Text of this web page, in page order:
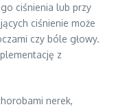
ciśnienia lub przy
ciśnienie może
czy bóle głowy.
z
nerek,